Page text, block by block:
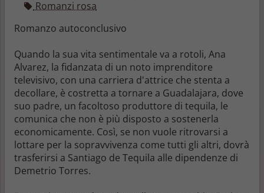
Romanzi rosa
Romanzo autoconclusivo
Quando la sua vita sentimentale va a rotoli, Ana
Alvarez, la fidanzata di un noto imprenditore
televisivo, con una carriera d'attrice che stenta a
decollare, è costretta a tornare a Guadalajara, dove
suo padre, un facoltoso produttore di tequila, le
comunica che non è più disposto a sostenerla
economicamente. Così, se non vuole ritrovarsi a
lottare per la sopravvivenza come tutti gli altri, dovrà
trasferirsi a Santiago de Tequila alle dipendenze di
Demetrio Torres.